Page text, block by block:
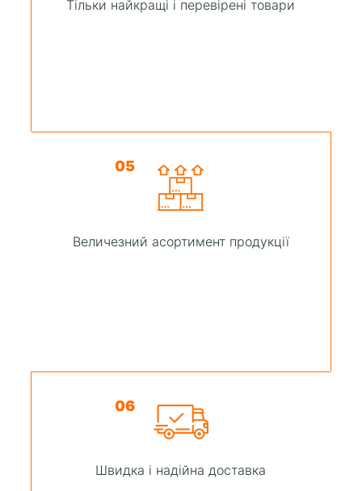
Тільки найкращі і перевірені товари
05
Величезний асортимент продукції
06
Швидка і надійна доставка